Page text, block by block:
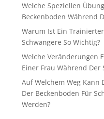
Welche Speziellen
Beckenboden Während
Warum Ist Ein
Schwangere So Wichtig?
Welche Veränderungen
Einer Frau Während Der
Auf Welchem Weg Kann
Der Beckenboden Für
Werden?